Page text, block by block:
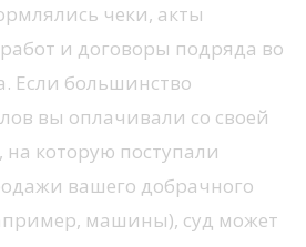
чеки, акты
и договоры подряда во
Если большинство
вы оплачивали со своей
которую поступали
вашего добрачного
машины), суд может